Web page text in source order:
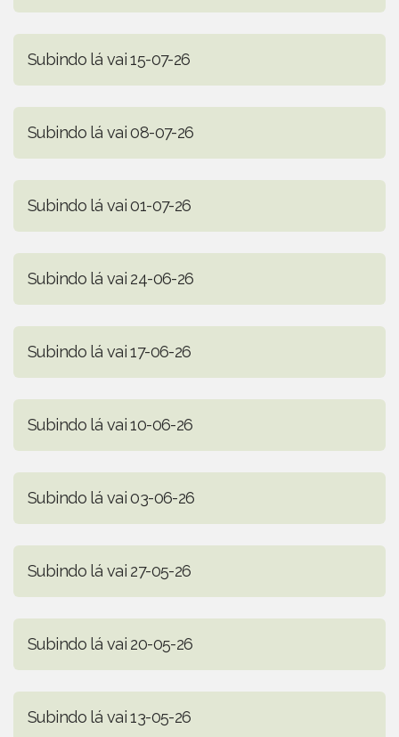
Subindo lá vai 15-07-26
Subindo lá vai 08-07-26
Subindo lá vai 01-07-26
Subindo lá vai 24-06-26
Subindo lá vai 17-06-26
Subindo lá vai 10-06-26
Subindo lá vai 03-06-26
Subindo lá vai 27-05-26
Subindo lá vai 20-05-26
Subindo lá vai 13-05-26